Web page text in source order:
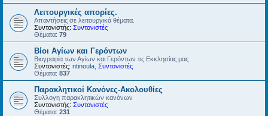
Λειτουργικές απορίες.
Απαντήσεις σε λειτουργικά θέματα.
Συντονιστής: Συντονιστές
Θέματα: 79
Βίοι Αγίων και Γερόντων
Βιογραφία των Αγίων και Γερόντων τις Εκκλησίας μας
Συντονιστές: ntinoula Συντονιστές
Θέματα: 837
Παρακλητικοί Κανόνες-Ακολουθίες
Συλλογη παρακλητικών κανόνων
Συντονιστής: Συντονιστές
Θέματα: 231